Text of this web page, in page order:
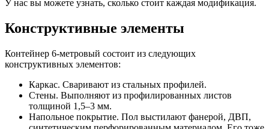
У нас вы можете узнать, сколько стоит каждая модификация.
Конструктивные элементы
Контейнер 6-метровый состоит из следующих
конструктивных элементов:
Каркас. Сваривают из стальных профилей.
Стены. Выполняют из профилированных листов
толщиной 1,5–3 мм.
Напольное покрытие. Пол выстилают фанерой, ДВП,